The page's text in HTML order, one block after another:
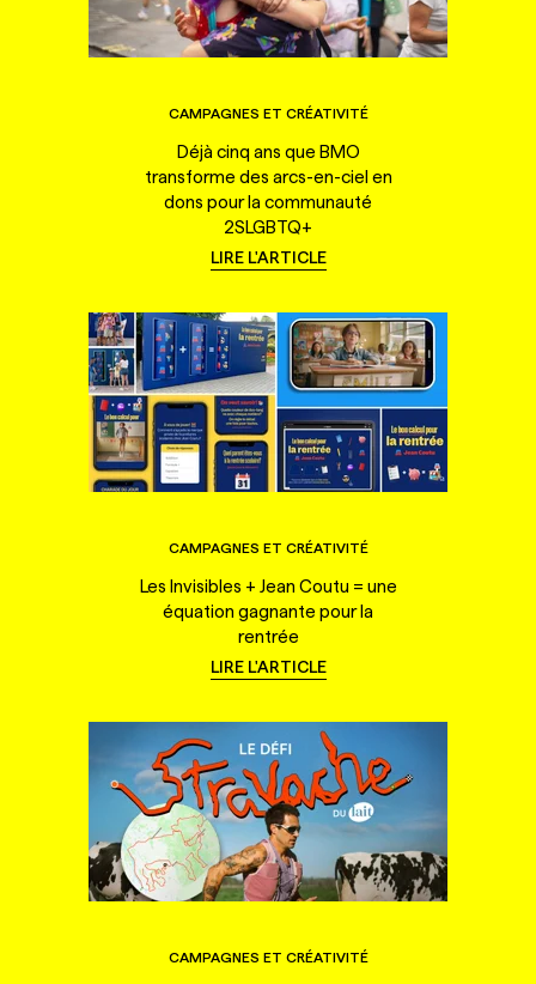
CAMPAGNES ET CRÉATIVITÉ
Déjà cinq ans que BMO
transforme des arcs-en-ciel en
dons pour la communauté
2SLGBTQ+
LIRE L'ARTICLE
CAMPAGNES ET CRÉATIVITÉ
Les Invisibles + Jean Coutu = une
équation gagnante pour la
rentrée
LIRE L'ARTICLE
CAMPAGNES ET CRÉATIVITÉ